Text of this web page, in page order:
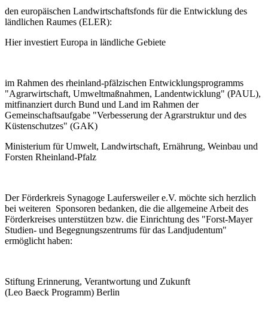
den europäischen Landwirtschaftsfonds für die Entwicklung des
ländlichen Raumes (ELER):
Hier investiert Europa in ländliche Gebiete
im Rahmen des rheinland-pfälzischen Entwicklungsprogramms
"Agrarwirtschaft, Umweltmaßnahmen, Landentwicklung" (PAUL),
mitfinanziert durch Bund und Land im Rahmen der
Gemeinschaftsaufgabe "Verbesserung der Agrarstruktur und des
Küstenschutzes" (GAK)
Ministerium für Umwelt, Landwirtschaft, Ernährung, Weinbau und
Forsten Rheinland-Pfalz
Der Förderkreis Synagoge Laufersweiler e.V. möchte sich herzlich
bei weiteren Sponsoren bedanken, die die allgemeine Arbeit des
Förderkreises unterstützen bzw. die Einrichtung des "Forst-Mayer
Studien- und Begegnungszentrums für das Landjudentum"
ermöglicht haben:
Stiftung Erinnerung, Verantwortung und Zukunft
(Leo Baeck Programm) Berlin